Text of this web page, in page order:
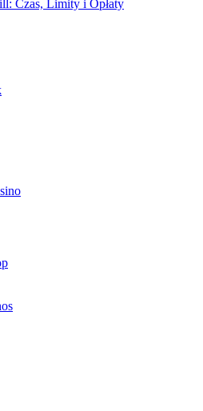
Czas, Limity i Opłaty